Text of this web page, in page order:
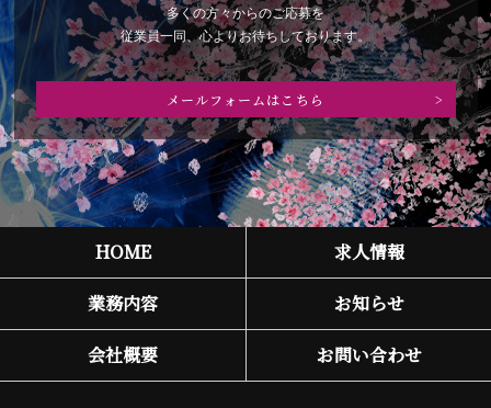
多くの方々からのご応募を
従業員一同、心よりお待ちしております。
メールフォームはこちら
HOME 求人情報
業務内容 お知らせ
会社概要 お問い合わせ